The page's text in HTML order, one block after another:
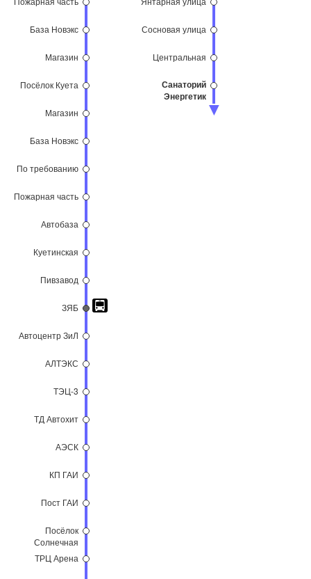
База Новэкс
Магазин
Посёлок Куета
Магазин
База Новэкс
По требованию
Пожарная часть
Автобаза
Куетинская
Пивзавод
ЗЯБ
Автоцентр ЗиЛ
АЛТЭКС
ТЭЦ-3
ТД Автохит
АЭСК
КП ГАИ
Пост ГАИ
Посёлок
Солнечная
поляна
ТРЦ Арена
Сосновая улица
Центральная
Санаторий
Энергетик